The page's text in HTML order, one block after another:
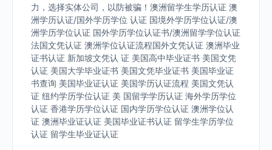
力，选择实体公司，以防被骗！澳洲留学生学历认证 澳
洲学历认证/国外学历学位 认证 国境外学历学位认证/澳
洲学历学位认证 国外学历学位认证书/澳洲留学学位认证
法国文凭认证 澳洲学位认证流程国外文凭认证 澳洲毕业
证书认证 新加坡文凭认 证 美国高中毕业证书 美国文凭
认证 美国大学毕业证书 美国文凭毕业证书 美国毕业证
书查询 美国毕业证认证 美国学历认证流程 美国文凭认
证 纽约学历学位认证 美 国留学学历认证 海外学历学位
认证 香港学历学位认证 国内学历学位认证 澳洲学位认
证 澳洲毕业证认证 美国毕业证书认证 留学生学历学位
认证 留学生毕业证认证